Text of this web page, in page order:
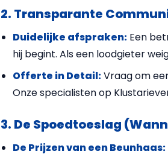
2. Transparante
Duidelijke afspraken: Een
hij begint. Als een loodgieter
Offerte in Detail:Vraag om
Onze specialisten op
3. De Spoedtoeslag
De Prijzen van een Beunhaas: